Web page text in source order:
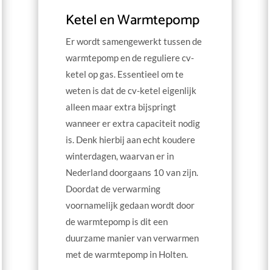
Ketel en Warmtepomp
Er wordt samengewerkt tussen de
warmtepomp en de reguliere cv-
ketel op gas. Essentieel om te
weten is dat de cv-ketel eigenlijk
alleen maar extra bijspringt
wanneer er extra capaciteit nodig
is. Denk hierbij aan echt koudere
winterdagen, waarvan er in
Nederland doorgaans 10 van zijn.
Doordat de verwarming
voornamelijk gedaan wordt door
de warmtepomp is dit een
duurzame manier van verwarmen
met de warmtepomp in Holten.